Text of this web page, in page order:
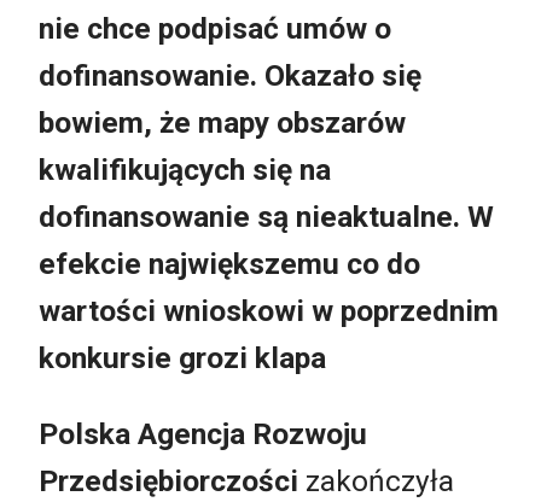
nie chce podpisać umów o
dofinansowanie. Okazało się
bowiem, że mapy obszarów
kwalifikujących się na
dofinansowanie są nieaktualne. W
efekcie największemu co do
wartości wnioskowi w poprzednim
konkursie grozi klapa
Polska Agencja Rozwoju
Przedsiębiorczości zakończyła